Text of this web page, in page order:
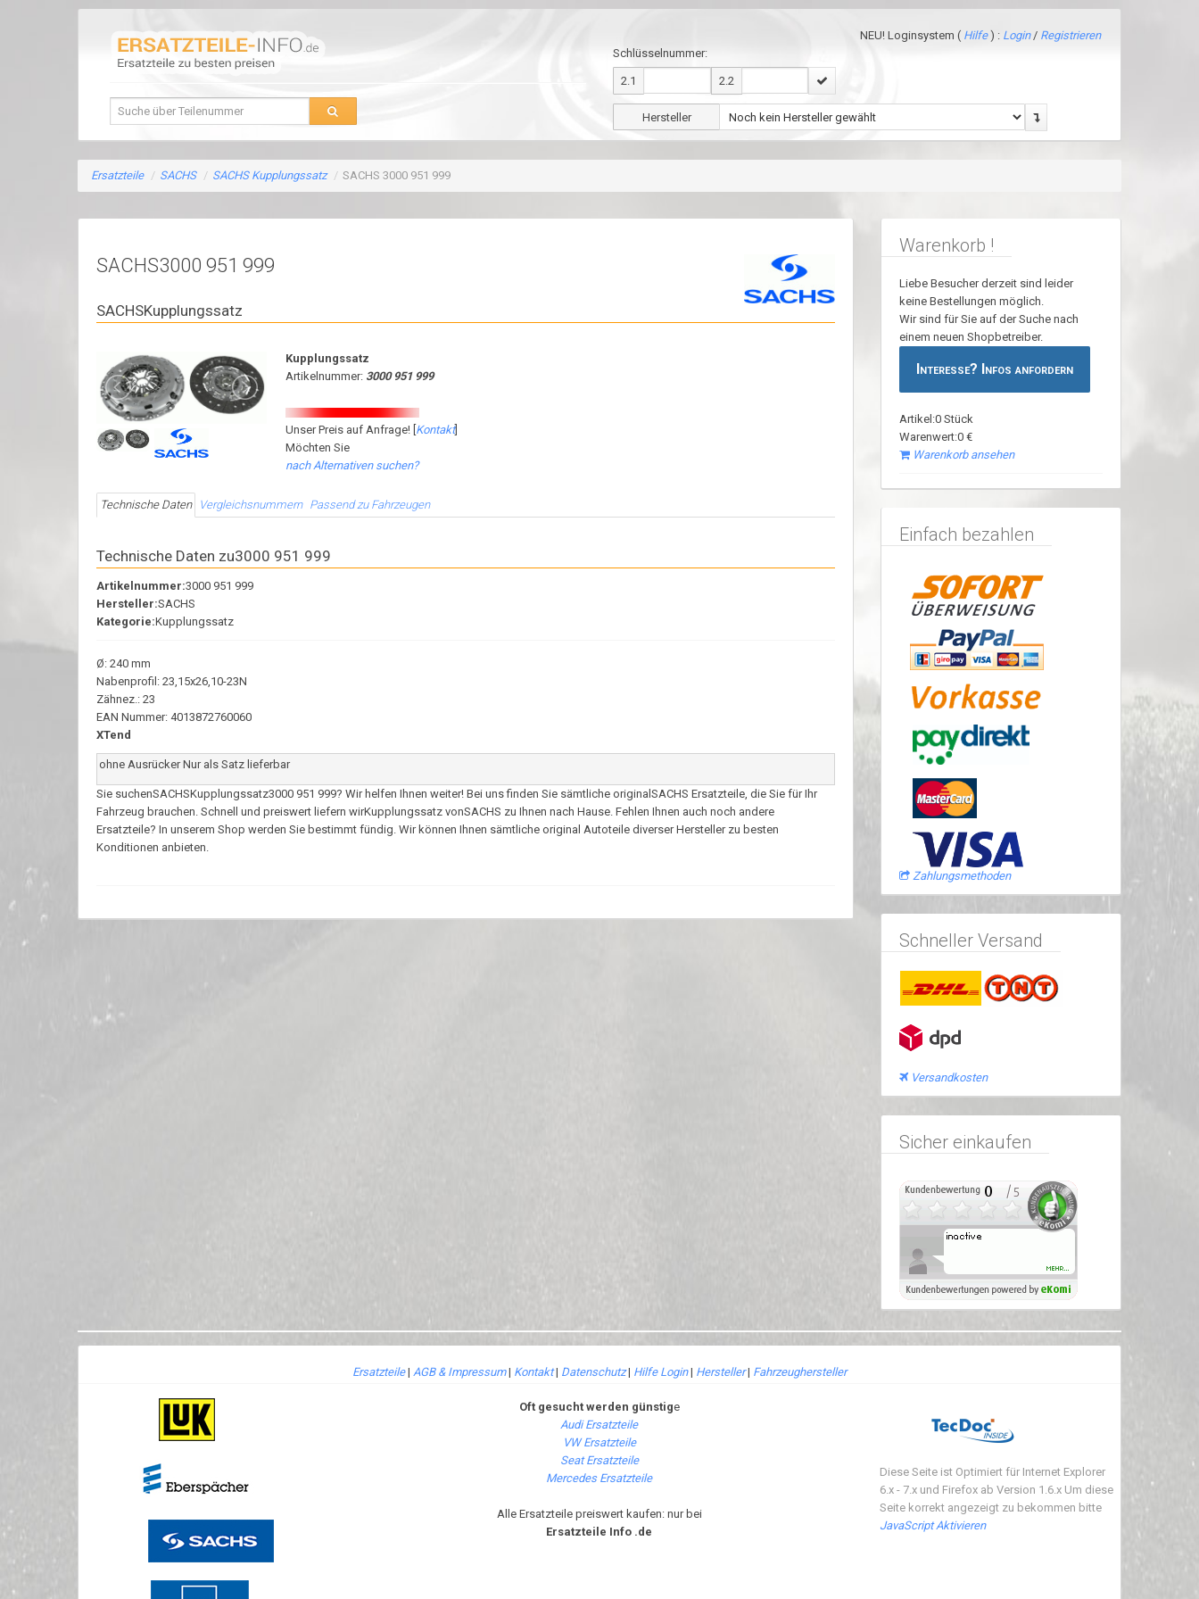
NEU! Loginsystem ( Hilfe) : Login/ Registrieren
Schlüsselnummer:
2.1 2.2
Hersteller
Ersatzteile / SACHS / SACHS Kupplungssatz / SACHS 3000 951 999
SACHS3000 951 999
SACHSKupplungssatz
Kupplungssatz
Artikelnummer: 3000 951 999
Unser Preis auf Anfrage! [ Kontakt]
Möchten Sie
nach Alternativen suchen?
Technische Daten Vergleichsnummern Passend zu Fahrzeugen
Technische Daten zu3000 951 999
Artikelnummer:3000 951 999
Hersteller:SACHS
Kategorie:Kupplungssatz
Ø: 240 mm
Nabenprofil: 23,15x26,10-23N
Zähnez.: 23
EAN Nummer: 4013872760060
XTend
ohne Ausrücker Nur als Satz lieferbar
Sie suchenSACHSKupplungssatz3000 951 999? Wir helfen Ihnen weiter! Bei uns finden Sie sämtliche originalSACHS Ersatzteile, die Sie für Ihr
Fahrzeug brauchen. Schnell und preiswert liefern wirKupplungssatz vonSACHS zu Ihnen nach Hause. Fehlen Ihnen auch noch andere
Ersatzteile? In unserem Shop werden Sie bestimmt fündig. Wir können Ihnen sämtliche original Autoteile diverser Hersteller zu besten
Konditionen anbieten.
Warenkorb !
Liebe Besucher derzeit sind leider
keine Bestellungen möglich.
Wir sind für Sie auf der Suche nach
einem neuen Shopbetreiber.
Interesse? Infos anfordern
Artikel:0 Stück
Warenwert:0 €
Warenkorb ansehen
Einfach bezahlen
Zahlungsmethoden
Schneller Versand
Versandkosten
Sicher einkaufen
Ersatzteile| AGB & Impressum| Kontakt| Datenschutz| Hilfe Login| Hersteller| Fahrzeughersteller
Oft gesucht werden günstige
Audi Ersatzteile
VW Ersatzteile
Seat Ersatzteile
Mercedes Ersatzteile
Alle Ersatzteile preiswert kaufen: nur bei
Ersatzteile Info .de
Diese Seite ist Optimiert für Internet Explorer
6.x - 7.x und Firefox ab Version 1.6.x Um diese
Seite korrekt angezeigt zu bekommen bitte
JavaScript Aktivieren